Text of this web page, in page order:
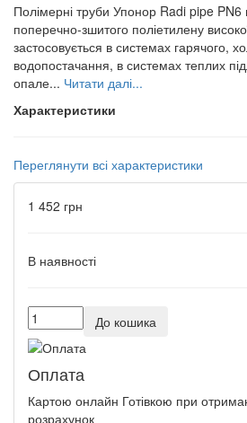
Полімерні труби Упонор Radi pipe PN6
поперечно-зшитого поліетилену
застосовується в системах гарячого,
водопостачання, в системах теплих
опале... Читати далі...
Характеристики
Переглянути всі характеристики
1 452 грн
В наявності
До кошика
Оплата
Картою онлайн Готівкою при
розрахунок